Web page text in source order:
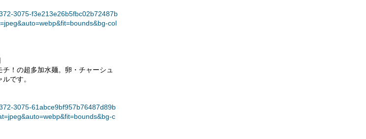
3075-f3e213e26b5fbc02b72487b
col
！の超多加水麺。卵・チャーシュ
です。
3075-61abce9bf957b76487d89b
c